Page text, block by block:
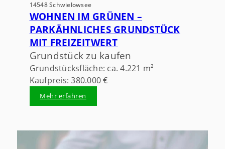
14548 Schwielowsee
WOHNEN IM GRÜNEN –
PARKÄHNLICHES GRUNDSTÜCK
MIT FREIZEITWERT
Grundstück zu kaufen
Grundstücksfläche: ca. 4.221 m²
Kaufpreis: 380.000 €
Mehr erfahren